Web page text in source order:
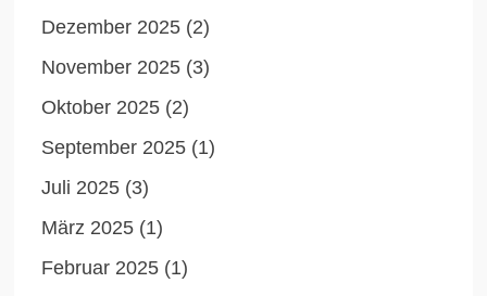
Dezember 2025 (2)
November 2025 (3)
Oktober 2025 (2)
September 2025 (1)
Juli 2025 (3)
März 2025 (1)
Februar 2025 (1)